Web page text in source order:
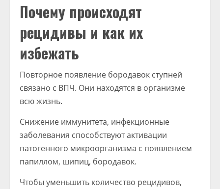
Почему происходят
рецидивы и как их
избежать
Повторное появление бородавок ступней
связано с ВПЧ. Они находятся в организме
всю жизнь.
Снижение иммунитета, инфекционные
заболевания способствуют активации
патогенного микроорганизма с появлением
папиллом, шипиц, бородавок.
Чтобы уменьшить количество рецидивов,